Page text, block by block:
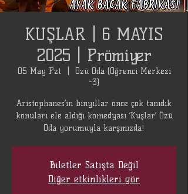
KUŞLAR | 6 MAYIS
2025 | Prömiyer
05 May Pzt
  |
Özü Oda (Öğrenci Merkezi
-3)
Aristophanes’in binyıllar önce çok tanıdık
konuları ele aldığı komedyası ‘Kuşlar’ Özü
Oda yorumuyla karşınızda!
Biletler Satışta Değil
Diğer etkinlikleri gör